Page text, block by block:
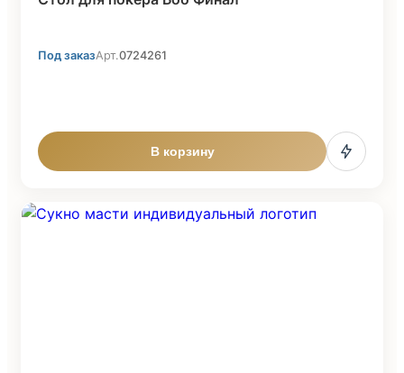
Под заказАрт.0724261
В корзину